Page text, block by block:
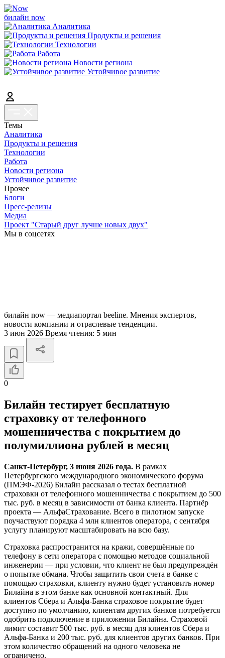
билайн now
Аналитика
Продукты и решения
Технологии
Работа
Новости региона
Устойчивое развитие
Темы
Аналитика
Продукты и решения
Технологии
Работа
Новости региона
Устойчивое развитие
Прочее
Блоги
Пресс-релизы
Медиа
Проект "Старый друг лучше новых двух"
Мы в соцсетях
билайн now — медиапортал beeline. Мнения экспертов,
новости компании и отраслевые тенденции.
3 июн 2026 Время чтения: 5 мин
0
Билайн тестирует бесплатную
страховку от телефонного
мошенничества с покрытием до
полумиллиона рублей в месяц
Санкт-Петербург, 3 июня 2026 года. В рамках
Петербургского международного экономического форума
(ПМЭФ-2026) Билайн рассказал о тестах бесплатной
страховки от телефонного мошенничества с покрытием до 500
тыс. руб. в месяц в зависимости от банка клиента. Партнёр
проекта — АльфаСтрахование. Всего в пилотном запуске
поучаствуют порядка 4 млн клиентов оператора, с сентября
услугу планируют масштабировать на всю базу.
Страховка распространится на кражи, совершённые по
телефону в сети оператора с помощью методов социальной
инженерии — при условии, что клиент не был предупреждён
о попытке обмана. Чтобы защитить свои счета в банке с
помощью страховки, клиенту нужно будет установить номер
Билайна в этом банке как основной контактный. Для
клиентов Сбера и Альфа-Банка страховое покрытие будет
доступно по умолчанию, клиентам других банков потребуется
одобрить подключение в приложении Билайна. Страховой
лимит составит 500 тыс. руб. в месяц для клиентов Сбера и
Альфа-Банка и 200 тыс. руб. для клиентов других банков. При
этом количество обращений на одного человека не
ограничено.